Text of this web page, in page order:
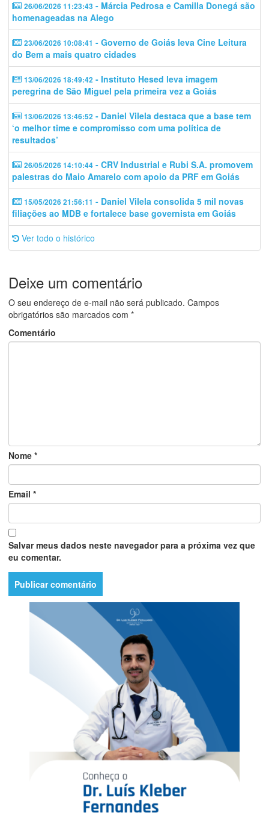
26/06/2026 11:23:43 - Márcia Pedrosa e Camilla Donegá são
homenageadas na Alego
23/06/2026 10:08:41 - Governo de Goiás leva Cine Leitura
do Bem a mais quatro cidades
13/06/2026 18:49:42 - Instituto Hesed leva imagem
peregrina de São Miguel pela primeira vez a Goiás
13/06/2026 13:46:52 - Daniel Vilela destaca que a base tem
‘o melhor time e compromisso com uma política de
resultados’
26/05/2026 14:10:44 - CRV Industrial e Rubi S.A. promovem
palestras do Maio Amarelo com apoio da PRF em Goiás
15/05/2026 21:56:11 - Daniel Vilela consolida 5 mil novas
filiações ao MDB e fortalece base governista em Goiás
Ver todo o histórico
Deixe um comentário
O seu endereço de e-mail não será publicado. Campos
obrigatórios são marcados com *
Comentário
Nome *
Email *
Salvar meus dados neste navegador para a próxima vez que
eu comentar.